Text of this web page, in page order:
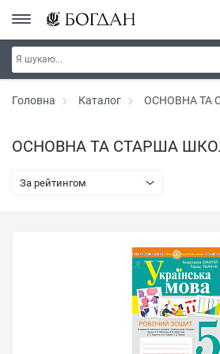
Головна Каталог ОСНОВНА ТА
ОСНОВНА ТА СТАРША
За рейтингом